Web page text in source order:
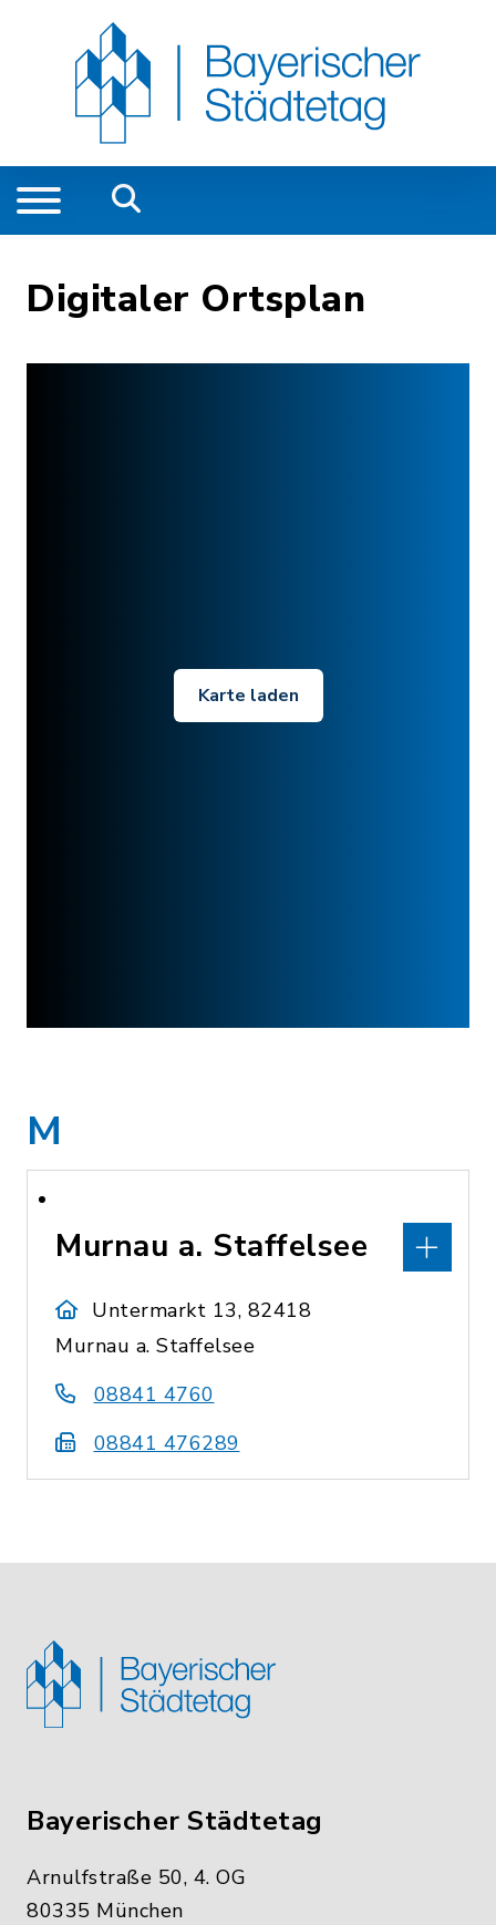
Digitaler Ortsplan
Karte laden
M
Murnau a. Staffelsee
Untermarkt 13, 82418
Murnau a. Staffelsee
08841 4760
08841 476289
Bayerischer Städtetag
Arnulfstraße 50, 4. OG
80335 München